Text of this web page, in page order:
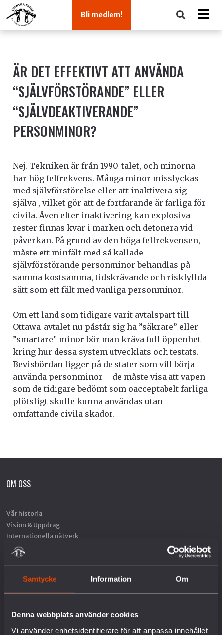
Samtycke Information Om
Denna webbplats använder cookies
Vi använder enhetsidentifierare för att anpassa innehållet
Bli medlem!
ÄR DET EFFEKTIVT ATT ANVÄNDA
“SJÄLVFÖRSTÖRANDE” ELLER
“SJÄLVDEAKTIVERANDE”
PERSONMINOR?
Nej. Tekniken är från 1990-talet, och minorna
har hög felfrekvens. Många minor misslyckas
med självförstörelse eller att inaktivera sig
själva , vilket gör att de fortfarande är farliga för
civila.Även efter inaktivering kan explosiva
rester finnas kvar i marken och detonera vid
påverkan. På grund av den höga felfrekvensen,
måste ett minfält med så kallade
självförstörande personminor behandlas på
samma kostsamma, tidskrävande och riskfyllda
sätt som ett fält med vanliga personminor.
Om ett land som tidigare varit avtalspart till
Ottawa-avtalet nu påstår sig ha ”säkrare” eller
”smartare” minor bör man kräva full öppenhet
kring hur dessa system utvecklats och testats.
Bevisbördan ligger på de stater som vill börja
använda personminor – de måste visa att vapen
som de tidigare bedömt som oacceptabelt farliga
plötsligt skulle kunna användas utan
omfattande civila skador.
OM OSS
Vår historia
Vision & Uppdrag
Internationella nätverk
Föreningsinformation
Lediga tjänster
Kontakt
Pressrum
VAD VI GÖR